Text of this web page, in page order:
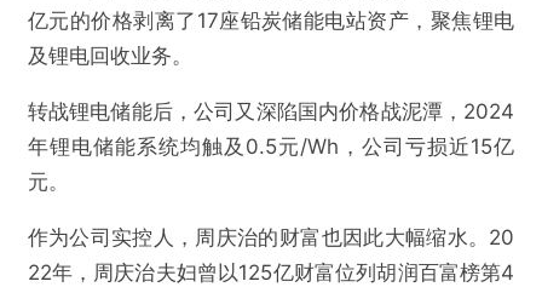
亿元的价格剥离了17座铅炭储能电站资产，聚焦锂电
及锂电回收业务。
转战锂电储能后，公司又深陷国内价格战泥潭，2024
年锂电储能系统均触及0.5元/Wh，公司亏损近15亿
元。
作为公司实控人，周庆治的财富也因此大幅缩水。20
22年，周庆治夫妇曾以125亿财富位列胡润百富榜第4